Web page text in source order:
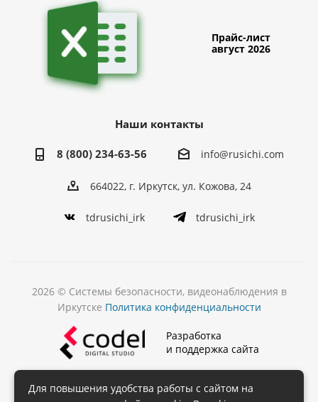
Прайс-лист
август 2026
Наши контакты
8 (800) 234-63-56 info@rusichi.com
664022, г. Иркутск, ул. Кожова, 24
tdrusichi_irk tdrusichi_irk
2026 © Системы безопасности, видеонаблюдения в
Иркутске Политика конфиденциальности
Разработка
и поддержка сайта
Для повышения удобства работы с сайтом на